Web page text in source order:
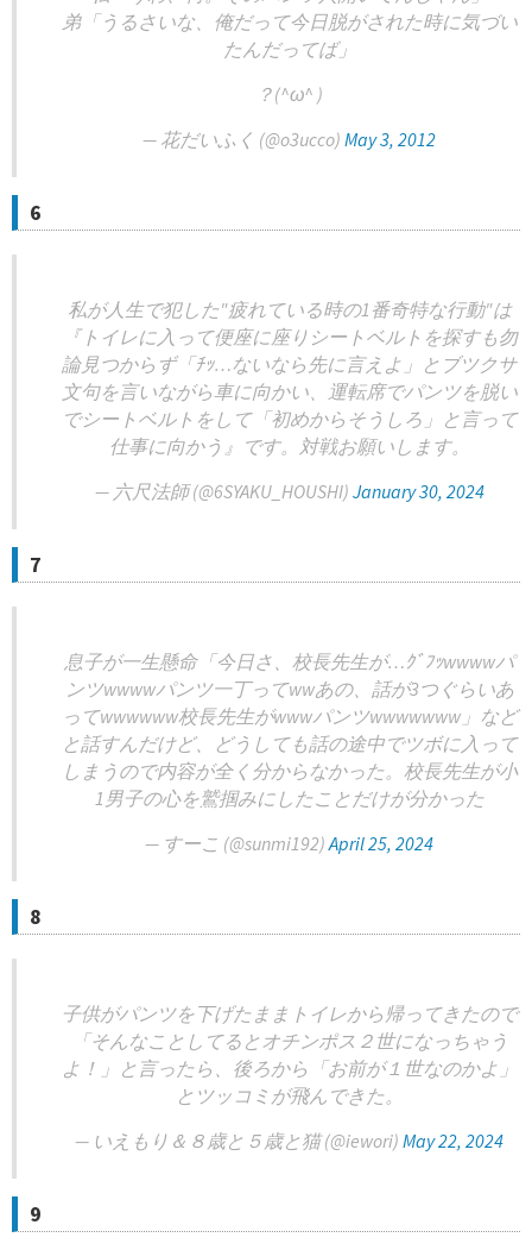
弟「うるさいな、俺だって今日脱がされた時に気づい
たんだってば」
？(^ω^ )
— 花だいふく (@o3ucco) May 3, 2012
6
私が人生で犯した"疲れている時の1番奇特な行動"は
『トイレに入って便座に座りシートベルトを探すも勿
論見つからず「ﾁｯ…ないなら先に言えよ」とブツクサ
文句を言いながら車に向かい、運転席でパンツを脱い
でシートベルトをして「初めからそうしろ」と言って
仕事に向かう』です。対戦お願いします。
— 六尺法師 (@6SYAKU_HOUSHI) January 30, 2024
7
息子が一生懸命「今日さ、校長先生が…ｸﾞﾌｯwwwwパ
ンツwwwwパンツ一丁ってwwあの、話が3つぐらいあ
ってwwwwww校長先生がwwwパンツwwwwwww」など
と話すんだけど、どうしても話の途中でツボに入って
しまうので内容が全く分からなかった。校長先生が小
1男子の心を鷲掴みにしたことだけが分かった
— すーこ (@sunmi192)April 25, 2024
8
子供がパンツを下げたままトイレから帰ってきたので
「そんなことしてるとオチンポス２世になっちゃう
よ！」と言ったら、後ろから「お前が１世なのかよ」
とツッコミが飛んできた。
— いえもり＆８歳と５歳と猫 (@iewori) May 22, 2024
9